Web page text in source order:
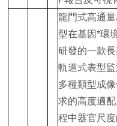
龍門式高通
型在基因*環
研發的一款
軌道式表型
多種類型成
求的高度適
程中器官尺